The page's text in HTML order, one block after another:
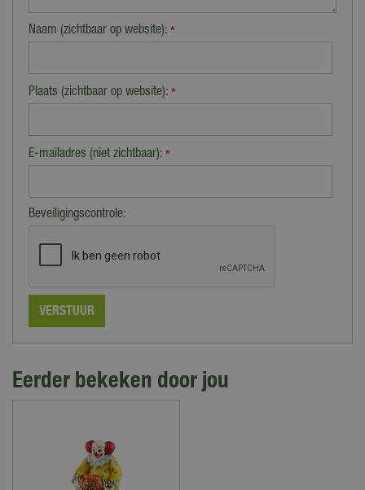
Naam (zichtbaar op website): *
Plaats (zichtbaar op website): *
E-mailadres (niet zichtbaar): *
Beveiligingscontrole:
Eerder bekeken door jou